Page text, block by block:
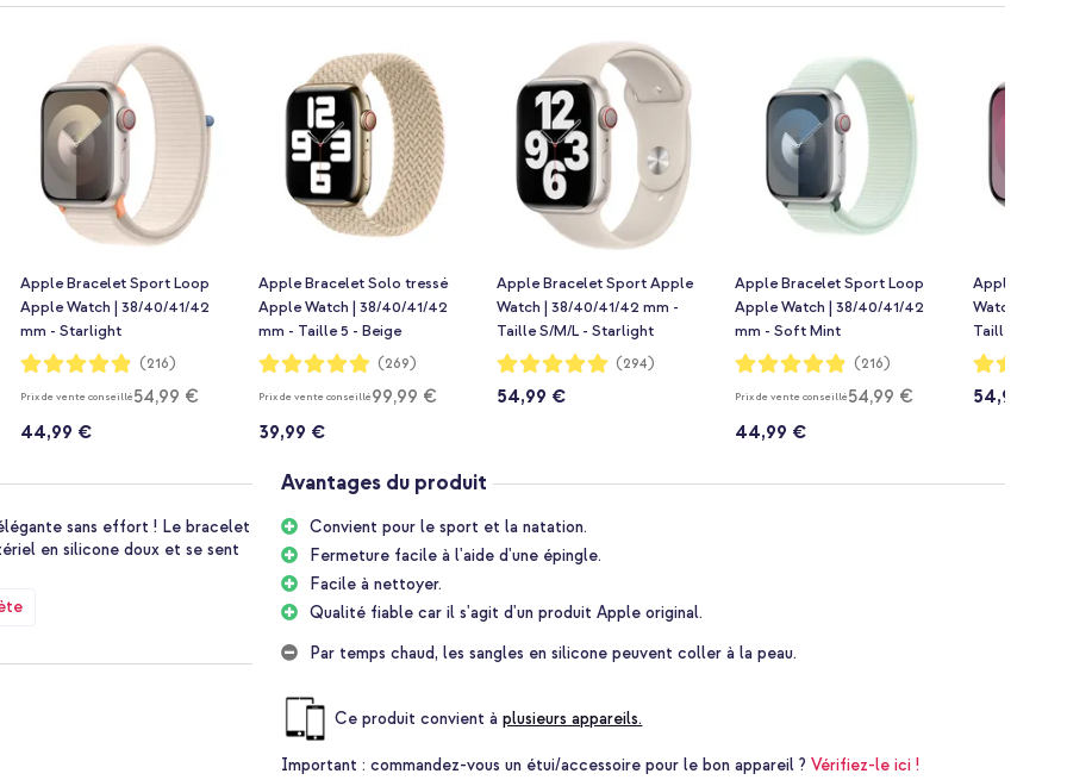
Apple Bracelet Sport Loop
Apple Watch | 38/40/41/42
mm - Starlight
Notation:
97%
(216)
Prix de vente conseillé54,99 €
44,99 €
Apple Bracelet Solo tressé
Apple Watch | 38/40/41/42
mm - Taille 5 - Beige
Notation:
98%
(269)
Prix de vente conseillé99,99 €
39,99 €
Apple Bracelet Sport Apple
Watch | 38/40/41/42 mm -
Taille S/M/L - Starlight
Notation:
99%
(294)
54,99 €
Apple Bracelet Sport Loop
Apple Watch | 38/40/41/42
mm - Soft Mint
Notation:
97%
(216)
Prix de vente conseillé54,99 €
44,99 €
Apple
Watch | 38/
Taille S/M -
Notation:
99%
54,99 €
sans effort ! Le bracelet
en silicone doux et se sent
étanche, alors n'hésitez pas à
Avantages du produit
Convient pour le sport et la natation.
Fermeture facile à l'aide d'une épingle.
Facile à nettoyer.
Qualité fiable car il s'agit d'un produit Apple original.
Par temps chaud, les sangles en silicone peuvent coller à la peau.
Ce produit convient àplusieurs appareils.
Important : commandez-vous un étui/accessoire pour le bon appareil ?Vérifiez-le ici !